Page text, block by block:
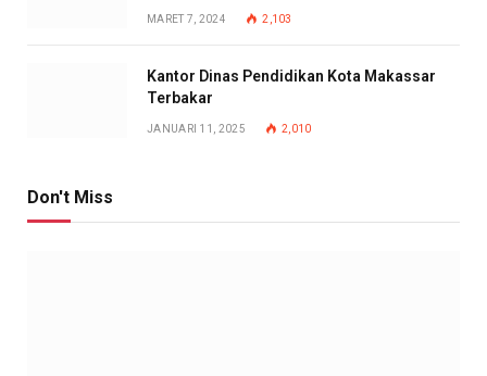
MARET 7, 2024 2,103
Kantor Dinas Pendidikan Kota Makassar
Terbakar
JANUARI 11, 2025 2,010
Don't Miss